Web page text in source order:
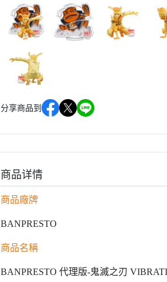
＞假面騎士
＞我的英雄學院
分享商品到
商品详情
商品廠牌
BANPRESTO
商品名稱
BANPRESTO 代理版-鬼滅之刃